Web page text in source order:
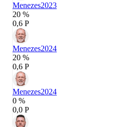
Menezes2023
20 %
0,6 P
Menezes2024
20 %
0,6 P
Menezes2024
0 %
0,0 P